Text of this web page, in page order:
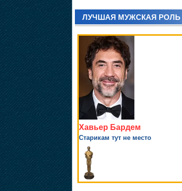
ЛУЧШАЯ МУЖСКАЯ РОЛЬ
Хавьер Бардем
Старикам тут не место